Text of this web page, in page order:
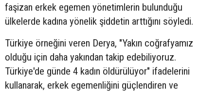
faşizan erkek egemen yönetimlerin bulunduğu
ülkelerde kadına yönelik şiddetin arttığını söyledi.
Türkiye örneğini veren Derya, "Yakın coğrafyamız
olduğu için daha yakından takip edebiliyoruz.
Türkiye'de günde 4 kadın öldürülüyor" ifadelerini
kullanarak, erkek egemenliğini güçlendiren ve